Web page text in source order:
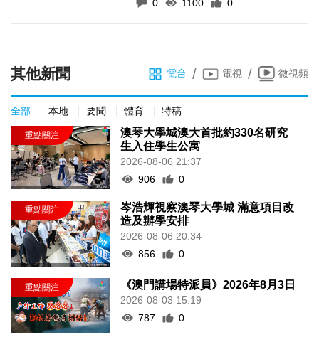
0 1100 0
其他新聞 電台 / 電視 / 微視頻
全部 本地 要聞 體育 特稿
澳琴大學城澳大首批約330名研究
生入住學生公寓
2026-08-06 21:37
906
0
岑浩輝視察澳琴大學城 滿意項目改
造及辦學安排
2026-08-06 20:34
856
0
《澳門講場特派員》2026年8月3日
2026-08-03 15:19
787
0